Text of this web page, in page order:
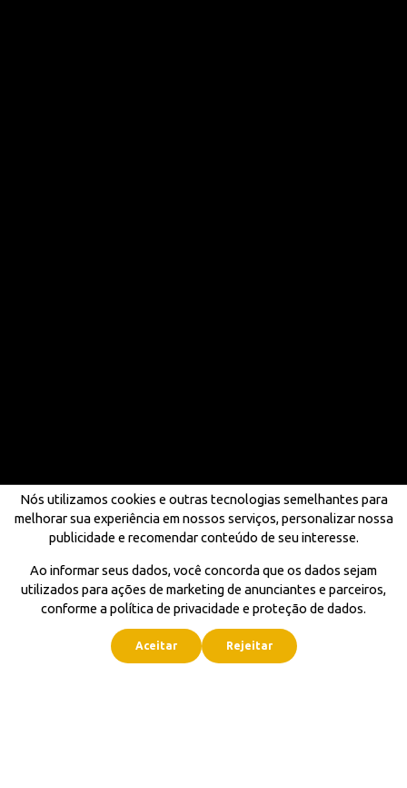
Nós utilizamos cookies e outras tecnologias semelhantes para
melhorar sua experiência em nossos serviços, personalizar nossa
publicidade e recomendar conteúdo de seu interesse.
Ao informar seus dados, você concorda que os dados sejam
utilizados para ações de marketing de anunciantes e parceiros,
conforme a política de privacidade e proteção de dados.
Aceitar Rejeitar